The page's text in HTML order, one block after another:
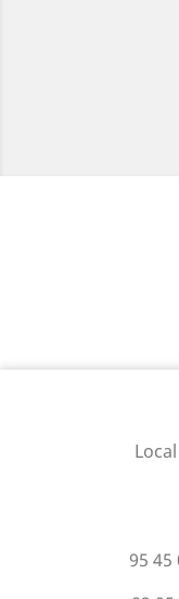
05.61.59.62.10 / 040 45 95